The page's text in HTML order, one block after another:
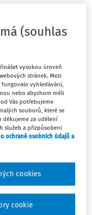
inspekčního
v České republice
klíčové aktivity č. 2,
vývoj interaktivního
hodnocení školních
metodik
systému inspekční
dat (dále
s využitím moderních
se z následujících
tak, aby jeho funkce
škol:
(souhlas
vysokou úroveň
stránek. Mezi
vyhledávání,
nebo abychom měli
Vás potřebujeme
souborů, které se
děkujeme za udělení
služeb a přizpůsobení
ochraně osobních údajů a
cookies
cookie